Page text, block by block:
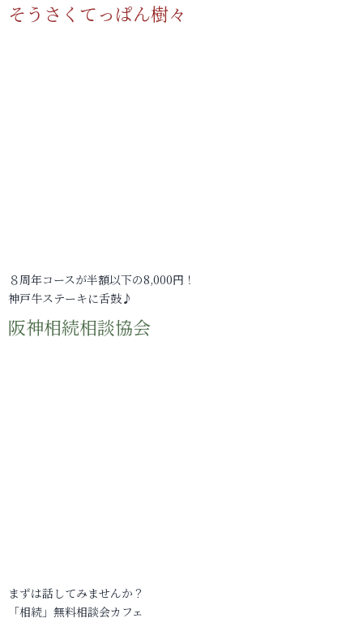
そうさくてっぱん樹々
８周年コースが半額以下の8,000円！
神戸牛ステーキに舌鼓♪
阪神相続相談協会
まずは話してみませんか？
「相続」無料相談会カフェ